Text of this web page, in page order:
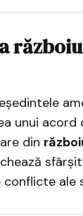
unui acord
din
ale